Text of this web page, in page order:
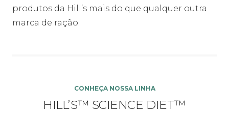
produtos da Hill’s mais do que qualquer outra
marca de ração.
CONHEÇA NOSSA LINHA
HILL’S™ SCIENCE DIET™